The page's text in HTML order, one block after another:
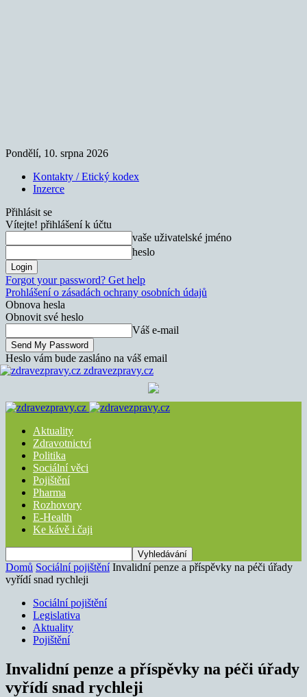
Pondělí, 10. srpna 2026
Kontakty / Etický kodex
Inzerce
Přihlásit se
Vítejte! přihlášení k účtu
vaše uživatelské jméno
heslo
Forgot your password? Get help
Prohlášení o zásadách ochrany osobních údajů
Obnova hesla
Obnovit své heslo
Váš e-mail
Heslo vám bude zasláno na váš email
zdravezpravy.cz
Aktuality
Zdravotnictví
Politika
Sociální věci
Pojištění
Pharma
Rozhovory
E-Health
Ke kávě i čaji
Domů Sociální pojištění Invalidní penze a příspěvky na péči úřady
vyřídí snad rychleji
Sociální pojištění
Legislativa
Aktuality
Pojištění
Invalidní penze a příspěvky na péči úřady
vyřídí snad rychleji